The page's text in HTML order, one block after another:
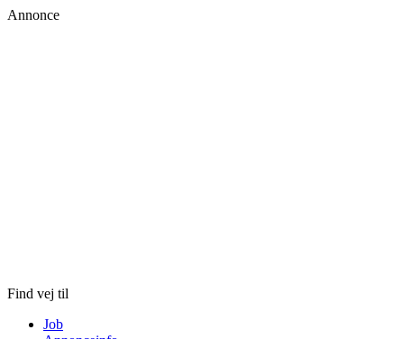
Annonce
Find vej til
Job